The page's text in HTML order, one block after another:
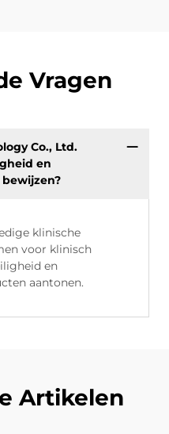
Vragen
Co., Ltd.
en
klinische
voor klinisch
en
aantonen.
Artikelen